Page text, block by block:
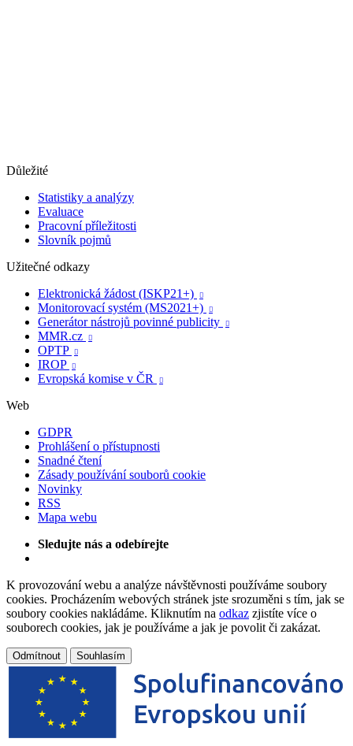
Důležité
Statistiky a analýzy
Evaluace
Pracovní příležitosti
Slovník pojmů
Užitečné odkazy
Elektronická žádost (ISKP21+)

Monitorovací systém (MS2021+) 
Generátor nástrojů povinné publicity 
MMR.cz 
OPTP 
IROP 
Evropská komise v ČR 
Web
GDPR
Prohlášení o přístupnosti
Snadné čtení
Zásady používání souborů cookie
Novinky
RSS
Mapa webu
Sledujte nás a odebírejte
K provozování webu a analýze návštěvnosti používáme soubory
cookies. Procházením webových stránek jste srozuměni s tím, jak se
soubory cookies nakládáme. Kliknutím na odkaz zjistíte více o
souborech cookies, jak je používáme a jak je povolit či zakázat.
Odmítnout Souhlasím